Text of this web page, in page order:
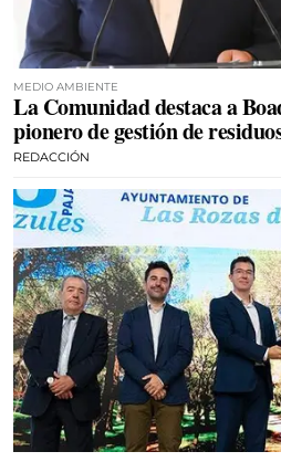
MEDIO AMBIENTE
La Comunidad destaca a
pionero de gestión de
REDACCIÓN